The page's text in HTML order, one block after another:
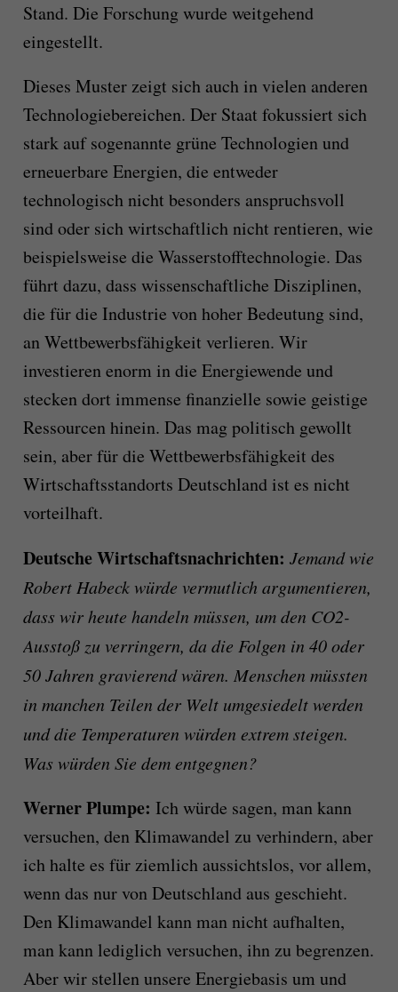
Stand. Die Forschung wurde weitgehend
eingestellt.
Dieses Muster zeigt sich auch in vielen anderen
Technologiebereichen. Der Staat fokussiert sich
stark auf sogenannte grüne Technologien und
erneuerbare Energien, die entweder
technologisch nicht besonders anspruchsvoll
sind oder sich wirtschaftlich nicht rentieren, wie
beispielsweise die Wasserstofftechnologie. Das
führt dazu, dass wissenschaftliche Disziplinen,
die für die Industrie von hoher Bedeutung sind,
an Wettbewerbsfähigkeit verlieren. Wir
investieren enorm in die Energiewende und
stecken dort immense finanzielle sowie geistige
Ressourcen hinein. Das mag politisch gewollt
sein, aber für die Wettbewerbsfähigkeit des
Wirtschaftsstandorts Deutschland ist es nicht
vorteilhaft.
Deutsche Wirtschaftsnachrichten: Jemand wie
Robert Habeck würde vermutlich argumentieren,
dass wir heute handeln müssen, um den CO2-
Ausstoß zu verringern, da die Folgen in 40 oder
50 Jahren gravierend wären. Menschen müssten
in manchen Teilen der Welt umgesiedelt werden
und die Temperaturen würden extrem steigen.
Was würden Sie dem entgegnen?
Werner Plumpe: Ich würde sagen, man kann
versuchen, den Klimawandel zu verhindern, aber
ich halte es für ziemlich aussichtslos, vor allem,
wenn das nur von Deutschland aus geschieht.
Den Klimawandel kann man nicht aufhalten,
man kann lediglich versuchen, ihn zu begrenzen.
Aber wir stellen unsere Energiebasis um und